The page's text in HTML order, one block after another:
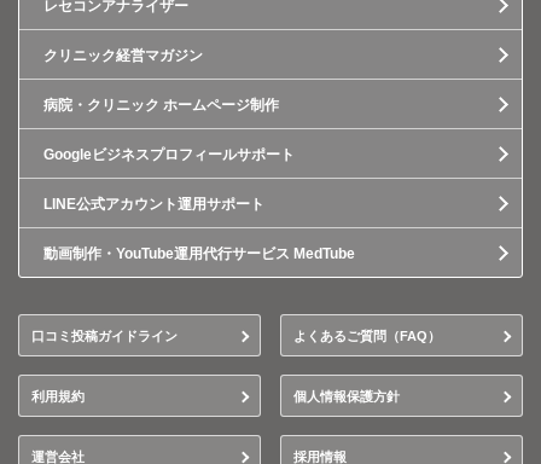
レセコンアナライザー
クリニック経営マガジン
病院・クリニック ホームページ制作
Googleビジネスプロフィールサポート
LINE公式アカウント運用サポート
動画制作・YouTube運用代行サービス MedTube
口コミ投稿ガイドライン よくあるご質問（FAQ）
利用規約 個人情報保護方針
運営会社 採用情報